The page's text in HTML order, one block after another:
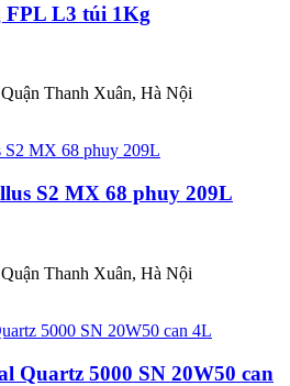
L3 túi 1Kg
Thanh Xuân, Hà Nội
S2 MX 68 phuy 209L
Thanh Xuân, Hà Nội
Quartz 5000 SN 20W50 can